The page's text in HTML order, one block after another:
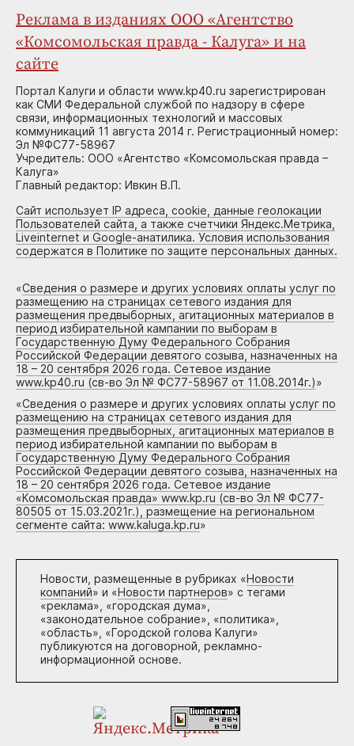
Реклама в изданиях ООО «Агентство
«Комсомольская правда - Калуга» и на
сайте
Портал Калуги и области www.kp40.ru зарегистрирован
как СМИ Федеральной службой по надзору в сфере
связи, информационных технологий и массовых
коммуникаций 11 августа 2014 г. Регистрационный номер:
Эл №ФС77-58967
Учредитель: ООО «Агентство «Комсомольская правда –
Калуга»
Главный редактор: Ивкин В.П.
Сайт использует IP адреса, cookie, данные геолокации
Пользователей сайта, а также счетчики Яндекс.Метрика,
Liveinternet и Google-анатилика. Условия использования
содержатся в Политике по защите персональных данных.
«Сведения о размере и других условиях оплаты услуг по
размещению на страницах сетевого издания для
размещения предвыборных, агитационных материалов в
период избирательной кампании по выборам в
Государственную Думу Федерального Собрания
Российской Федерации девятого созыва, назначенных на
18 – 20 сентября 2026 года. Сетевое издание
www.kp40.ru (св-во Эл № ФС77-58967 от 11.08.2014г.)»
«Сведения о размере и других условиях оплаты услуг по
размещению на страницах сетевого издания для
размещения предвыборных, агитационных материалов в
период избирательной кампании по выборам в
Государственную Думу Федерального Собрания
Российской Федерации девятого созыва, назначенных на
18 – 20 сентября 2026 года. Сетевое издание
«Комсомольская правда» www.kp.ru (св-во Эл № ФС77-
80505 от 15.03.2021г.), размещение на региональном
сегменте сайта: www.kaluga.kp.ru»
Новости, размещенные в рубриках «Новости
компаний» и «Новости партнеров» с тегами
«реклама», «городская дума»,
«законодательное собрание», «политика»,
«область», «Городской голова Калуги»
публикуются на договорной, рекламно-
информационной основе.